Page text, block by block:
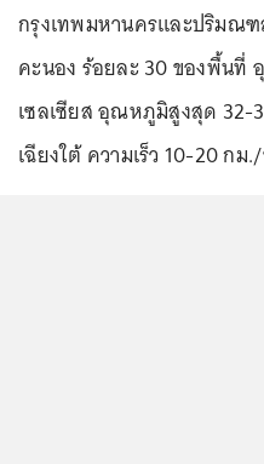
กรุงเทพมหานครและปริมณ
คะนอง ร้อยละ 30 ของพื้นที่
เซลเซียส อุณหภูมิสูงสุด 32-
เฉียงใต้ ความเร็ว 10-20 กม